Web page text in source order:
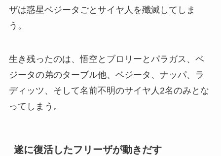
ザは惑星ベジータごとサイヤ人を殲滅してしま
う。
生き残ったのは、悟空とブロリーとパラガス、ベ
ジータの弟のターブル他、ベジータ、ナッパ、ラ
ディッツ、そして名前不明のサイヤ人2名のみとな
ってしまう。
遂に復活したフリーザが動きだす